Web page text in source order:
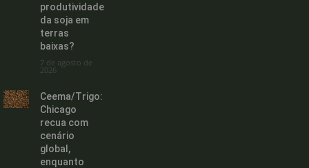
produtividade
da soja em
terras
baixas?
7 de agosto de
2026
Ceema/Trigo:
Chicago
recua com
cenário
global,
enquanto